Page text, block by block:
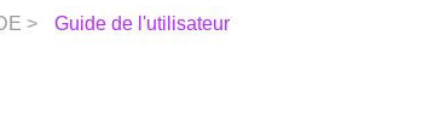
> Guide de l'utilisateur